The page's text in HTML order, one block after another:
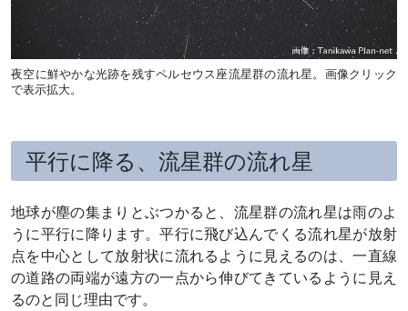
夜空に鮮やかな光跡を残すペルセウス座流星群の流れ星。画像クリック
で表示拡大。
平行に降る、流星群の流れ星
地球が塵の集まりとぶつかると、流星群の流れ星は雨のよ
うに平行に降ります。平行に飛び込んでくる流れ星が放射
点を中心として放射状に流れるように見えるのは、一直線
の道路の両端が遠方の一点から伸びてきているように見え
るのと同じ理由です。